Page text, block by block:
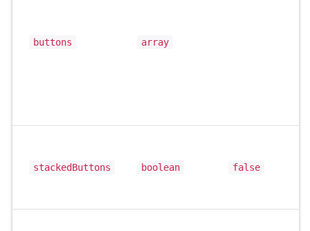
buttons array
stackedButtons boolean false